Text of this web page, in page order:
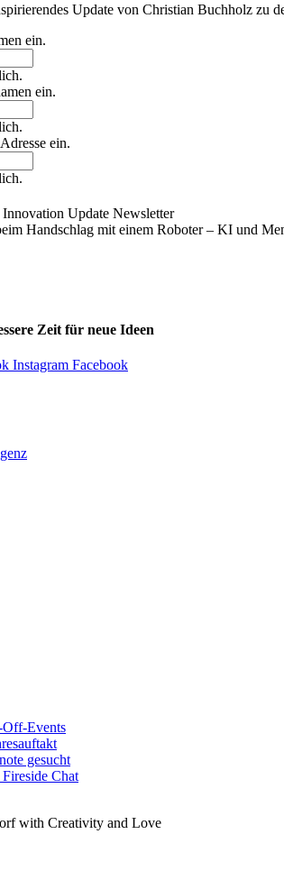
Update von Christian Buchholz zu
ein.
ein.
ein.
Zeit für neue Ideen
Instagram Facebook
Events
gesucht
Chat
with Creativity and Love